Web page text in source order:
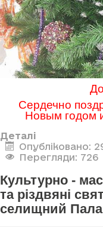
Сердечно
Новым годом
Деталі
Опубліковано:
Перегляди: 726
Культурно -
та різдвяні
селищний